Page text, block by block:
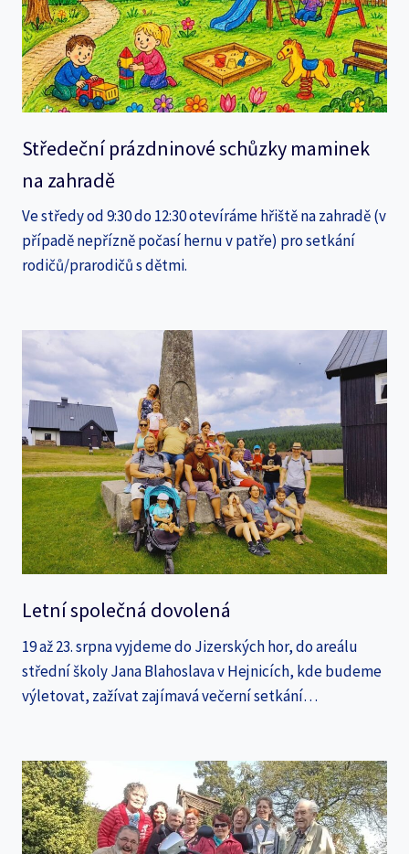
Středeční prázdninové schůzky maminek
na zahradě
Ve středy od 9:30 do 12:30 otevíráme hřiště na zahradě (v
případě nepřízně počasí hernu v patře) pro setkání
rodičů/prarodičů s dětmi.
Letní společná dovolená
19 až 23. srpna vyjdeme do Jizerských hor, do areálu
střední školy Jana Blahoslava v Hejnicích, kde budeme
výletovat, zažívat zajímavá večerní setkání…